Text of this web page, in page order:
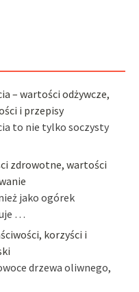
– wartości odżywcze,
i przepisy
to nie tylko soczysty
zdrowotne, wartości
jako ogórek
…
korzyści i
drzewa oliwnego,